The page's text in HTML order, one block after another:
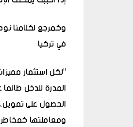
وكمرجع لكلامنا
في تركيا
"لكل استثمار
المدرة للدخل
الحصول على
ومعاملتها